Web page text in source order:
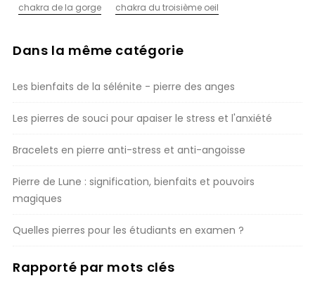
chakra de la gorge
chakra du troisième oeil
Dans la même catégorie
Les bienfaits de la sélénite - pierre des anges
Les pierres de souci pour apaiser le stress et l'anxiété
Bracelets en pierre anti-stress et anti-angoisse
Pierre de Lune : signification, bienfaits et pouvoirs
magiques
Quelles pierres pour les étudiants en examen ?
Rapporté par mots clés